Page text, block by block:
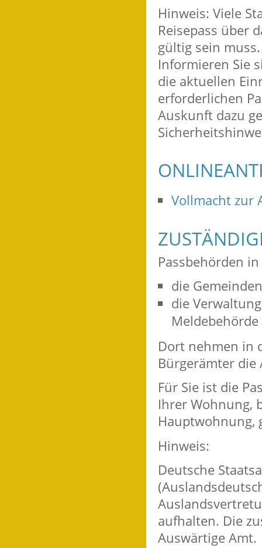
Hinweis: Viele
Reisepass über
gültig sein muss.
Informieren Sie
die aktuellen
erforderlichen
Auskunft dazu
Vollmacht zur
Passbehörden
die
die
Dort nehmen in
Bürgerämter die
Für Sie ist die
Ihrer Wohnung,
Hauptwohnung,
Hinweis:
Deutsche
aufhalten. Die
Auswärtige Amt.